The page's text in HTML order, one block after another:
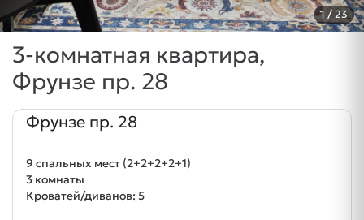
1 / 23
3-комнатная квартира,
Фрунзе пр. 28
Фрунзе пр. 28
9 спальных мест (2+2+2+2+1)
3 комнаты
Кроватей/диванов: 5